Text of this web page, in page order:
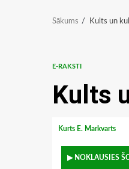
Sākums Kults un
E-RAKSTI
Kults
Kurts E. Markvarts
▶ NOKLAUSIES